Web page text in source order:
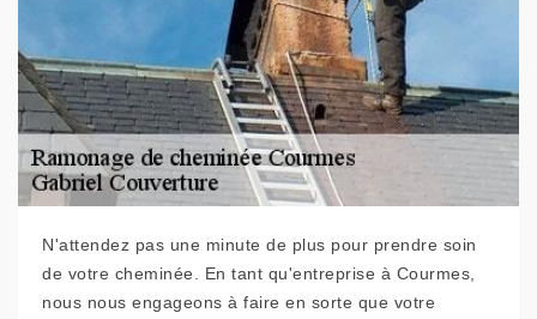
N'attendez pas une minute de plus pour prendre soin
de votre cheminée. En tant qu'entreprise à Courmes,
nous nous engageons à faire en sorte que votre